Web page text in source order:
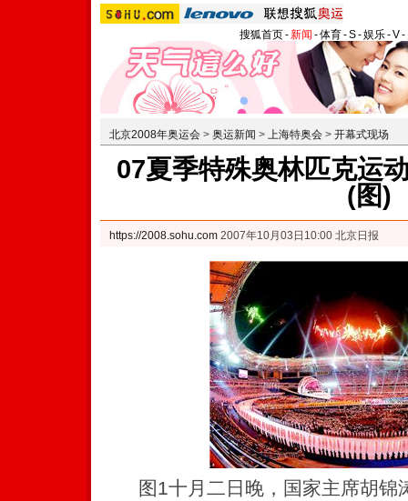
搜狐首页-新闻 -体育-S-娱乐-V-
北京2008年奥运会 > 奥运新闻 > 上海特奥会 > 开幕式现场
07夏季特殊奥林匹克运
(图)
https://2008.sohu.com 2007年10月03日10:00 北京日报
图1十月二日晚，国家主席胡锦